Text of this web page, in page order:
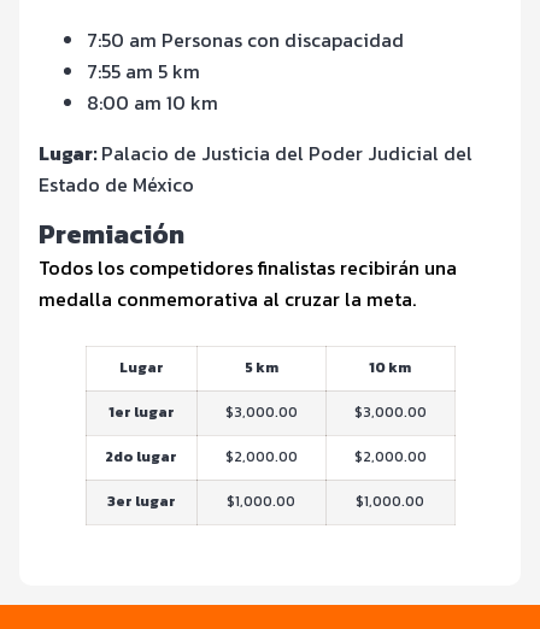
7:50 am Personas con discapacidad
7:55 am 5 km
8:00 am 10 km
Lugar:Palacio de Justicia del Poder Judicial del
Estado de México
Premiación
Todos los competidores finalistas recibirán una
medalla conmemorativa al cruzar la meta.
Lugar 5 km 10 km
1er lugar $3,000.00 $3,000.00
2do lugar $2,000.00 $2,000.00
3er lugar $1,000.00 $1,000.00